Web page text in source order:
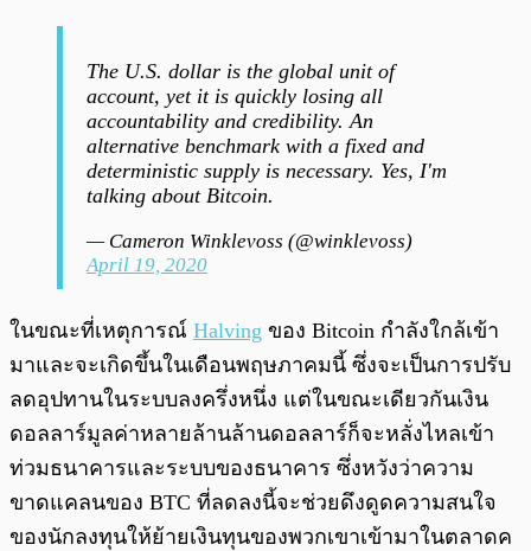
The U.S. dollar is the global unit of
account, yet it is quickly losing all
accountability and credibility. An
alternative benchmark with a fixed and
deterministic supply is necessary. Yes, I'm
talking about Bitcoin.
— Cameron Winklevoss (@winklevoss)
April 19, 2020
ในขณะที่เหตุการณ์ Halving ของ Bitcoin กำลังใกล้เข้า
มาและจะเกิดขึ้นในเดือนพฤษภาคมนี้ ซึ่งจะเป็นการปรับ
ลดอุปทานในระบบลงครึ่งหนึ่ง แต่ในขณะเดียวกันเงิน
ดอลลาร์มูลค่าหลายล้านล้านดอลลาร์ก็จะหลั่งไหลเข้า
ท่วมธนาคารและระบบของธนาคาร ซึ่งหวังว่าความ
ขาดแคลนของ BTC ที่ลดลงนี้จะช่วยดึงดูดความสนใจ
ของนักลงทุนให้ย้ายเงินทุนของพวกเขาเข้ามาในตลาดค